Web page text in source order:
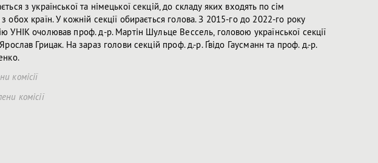
з української та німецької секцій, до складу яких входять по сім
з обох країн. У кожній секції обирається голова. З 2015-го до 2022-го року
УНІК очолював проф. д-р. Мартін Шульце Вессель, головою української секції
Грицак. На зараз голови секцій проф. д.-р. Ґвідо Гаусманн та проф. д.-р.
комісії
комісії